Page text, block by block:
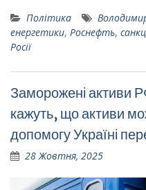
Політика
енергетики, Роснефть,
Росії
Заморожені активи
кажуть, що активи
допомогу Україні
28 Жовтня, 2025